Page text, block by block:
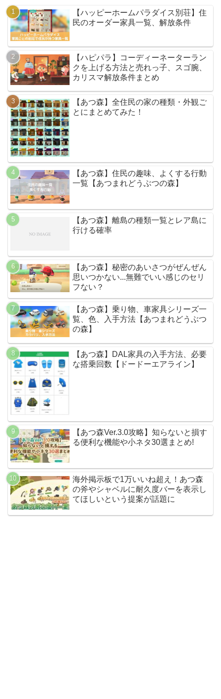
【ハッピーホームパラダイス別荘】住
民のオーダー家具一覧、解放条件
【ハピパラ】コーディーネーターラン
クを上げる方法と売れっ子、スゴ腕、
カリスマ解放条件まとめ
【あつ森】全住民の家の種類・外観ご
とにまとめてみた！
【あつ森】住民の趣味、よくする行動
一覧【あつまれどうぶつの森】
【あつ森】離島の種類一覧とレア島に
行ける確率
【あつ森】秘密のあいさつがぜんぜん
思いつかない...無難でいい感じのセリ
フない？
【あつ森】乗り物、車家具シリーズ一
覧、色、入手方法【あつまれどうぶつ
の森】
【あつ森】DAL家具の入手方法、必要
な搭乗回数【ドードーエアライン】
【あつ森Ver.3.0攻略】知らないと損す
る便利な機能や小ネタ30選まとめ!
海外掲示板で1万いいね超え！あつ森
の斧やシャベルに耐久度バーを表示し
てほしいという提案が話題に